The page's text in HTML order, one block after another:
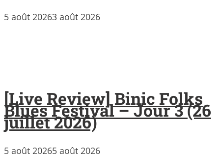
5 août 20263 août 2026
[Live Review] Binic Folks
Blues Festival – Jour 3 (26
juillet 2026)
5 août 20265 août 2026